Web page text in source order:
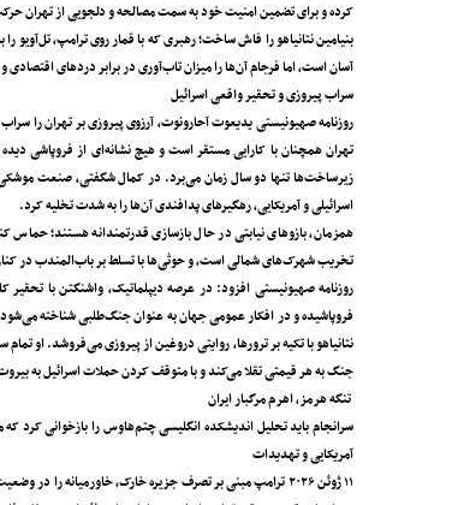
کرده و برای تضمین امنیت خود به سمت مصالحه و دلجویی از تهران
بنیامین نتانیاهو را فاش ساخت؛ رهبری که با قمار روی ترامپ،
آسان است، اما فرجام آن‌ها را میزان تاب‌آوری در برابر دردهای
سراب پیروزی و تحقیر واقعی اسرائیل
روزنامه صهیونیستی یدیعوت آحارونوت، آرزوی پیروزی بر تهران را
تهران همچنان با کارایی مستقر است و هیچ نشانه‌ای از فروپاشی
زیرساخت‌ها تنها دو سال زمان می‌برد. در کمال شگفتی، صنعت موشکی
اسرائیلی و آمریکایی، رهگیرهای پدافندی آن‌ها را به شدت تخلیه کرد.
همزمان، بازوهای نیابتی در حال بازسازی قدرتمندانه هستند؛
تخریب شهرک‌های شمالی است، و حوثی‌ها با تسلط بر باب‌المندب در کنار
روزنامه صهیونیستی افزود: در عرصه دیپلماتیک، واشنگتن با
فروپاشیده و در افکار عمومی جهان به عنوان جنگ‌طلبی شناخته
نتانیاهو با تکیه بر ترورها، روایتی دروغین از پیروزی می‌فروشد. او
جنگ به هر قیمتی تقلا می‌کند و با متوقف کردن حملات اسرائیل به بیروت
تنگه هرمز، اهرم مرگبار ایران
سرانجام باید تحلیل اندیشکده انگلیسی چتم‌هاوس را بازخوانی کرد
آمریکایی و تهدیدات
۱۱ ژوئن ۲۰۲۶ ترامپ مبنی بر تصرف جزیره خارک، خاورمیانه